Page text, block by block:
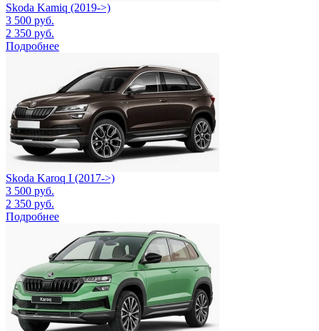
Skoda Kamiq (2019->)
3 500 руб.
2 350 руб.
Подробнее
Skoda Karoq I (2017->)
3 500 руб.
2 350 руб.
Подробнее